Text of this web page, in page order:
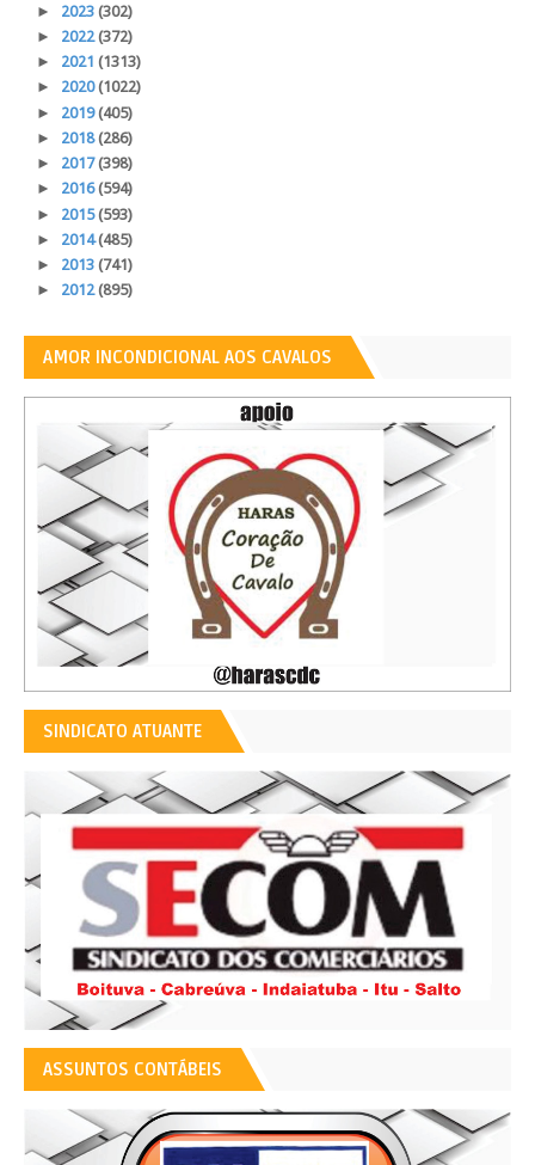
► 2023 (302)
► 2022(372)
► 2021 (1313)
► 2020(1022)
► 2019(405)
► 2018(286)
► 2017(398)
► 2016(594)
► 2015(593)
► 2014(485)
► 2013 (741)
► 2012(895)
AMOR INCONDICIONAL AOS CAVALOS
SINDICATO ATUANTE
ASSUNTOS CONTÁBEIS